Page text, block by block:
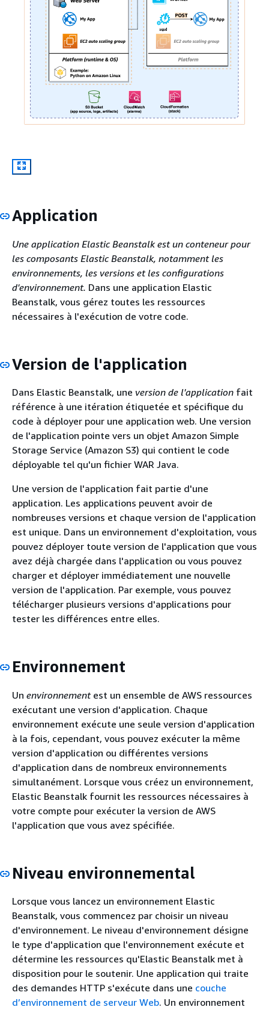
Application
Une application ElasticBeanstalk est un conteneur pour
les composants Elastic Beanstalk, notamment les
environnements, les versions et les configurations
d'environnement. Dans une application Elastic
Beanstalk, vous gérez toutes les ressources
nécessaires à l'exécution de votre code.
Version de l'application
Dans Elastic Beanstalk, une version de l'application fait
référence à une itération étiquetée et spécifique du
code à déployer pour une application web. Une version
de l'application pointe vers un objet Amazon Simple
Storage Service (Amazon S3) qui contient le code
déployable tel qu'un fichier WAR Java.
Une version de l'application fait partie d'une
application. Les applications peuvent avoir de
nombreuses versions et chaque version de l'application
est unique. Dans un environnement d'exploitation, vous
pouvez déployer toute version de l'application que vous
avez déjà chargée dans l'application ou vous pouvez
charger et déployer immédiatement une nouvelle
version de l'application. Par exemple, vous pouvez
télécharger plusieurs versions d'applications pour
tester les différences entre elles.
Environnement
Un environnementest un ensemble de AWS ressources
exécutant une version d'application. Chaque
environnement exécute une seule version d'application
à la fois, cependant, vous pouvez exécuter la même
version d'application ou différentes versions
d'application dans de nombreux environnements
simultanément. Lorsque vous créez un environnement,
Elastic Beanstalk fournit les ressources nécessaires à
votre compte pour exécuter la version de AWS
l'application que vous avez spécifiée.
Niveau environnemental
Lorsque vous lancez un environnement Elastic
Beanstalk, vous commencez par choisir un niveau
d'environnement. Le niveau d'environnement désigne
le type d'application que l'environnement exécute et
détermine les ressources qu'Elastic Beanstalk met à
disposition pour le soutenir. Une application qui traite
des demandes HTTP s'exécute dans une couche
d’environnement de serveur Web. Un environnement